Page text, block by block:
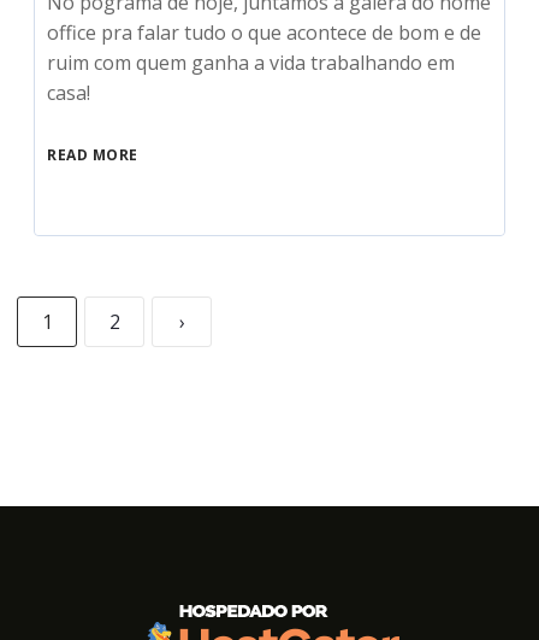
office pra falar tudo o que acontece de bom e de
ruim com quem ganha a vida trabalhando em
casa!
READ MORE
1 2 ›